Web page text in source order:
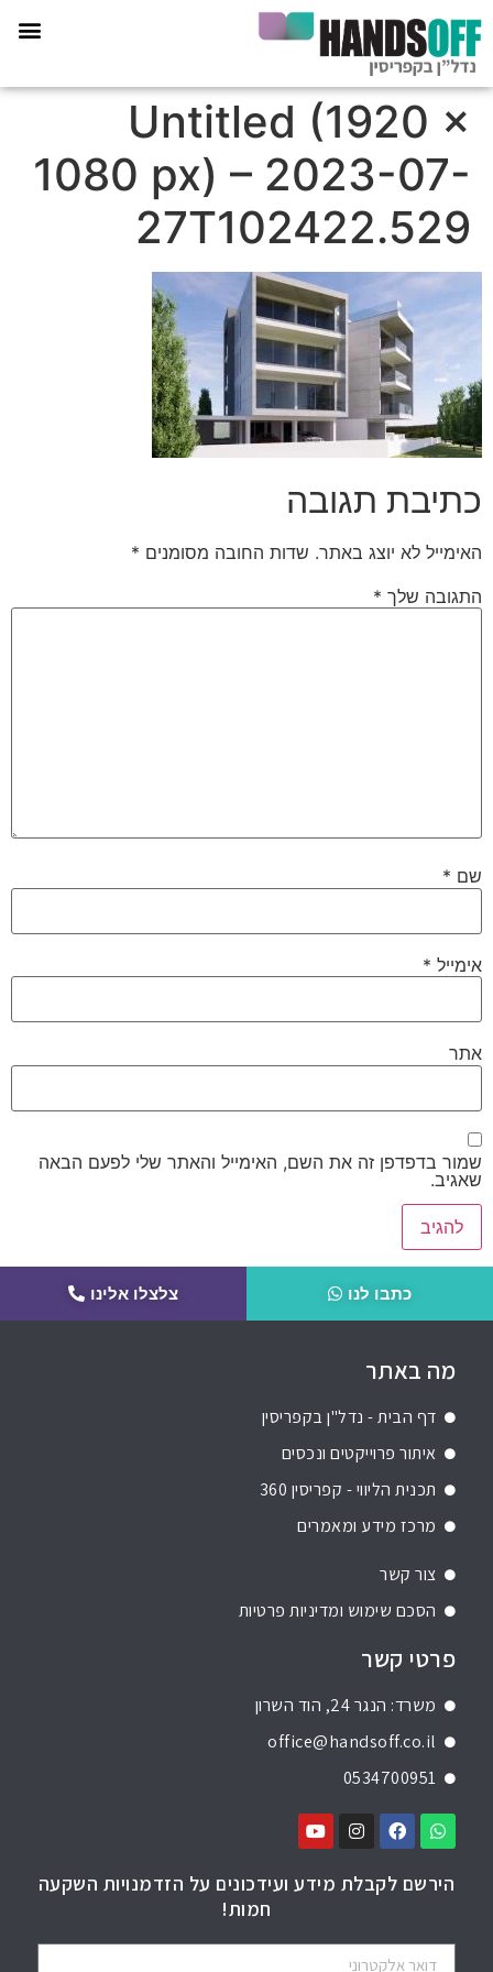
Untitled (1920 ×
1080 px) – 2023-07-
27T102422.529
כתיבת תגובה
האימייל לא יוצג באתר. שדות החובה מסומנים *
התגובה שלך *
שם *
אימייל *
אתר
שמור בדפדפן זה את השם, האימייל והאתר שלי לפעם הבאה
שאגיב.
כתבו לנו צלצלו אלינו
מה באתר
דף הבית - נדל"ן בקפריסין
איתור פרוייקטים ונכסים
תכנית הליווי - קפריסין 360
מרכז מידע ומאמרים
צור קשר
הסכם שימוש ומדיניות פרטיות
פרטי קשר
משרד: הנגר 24, הוד השרון
office@handsoff.co.il
0534700951
הירשם לקבלת מידע ועידכונים על הזדמנויות השקעה
חמות!